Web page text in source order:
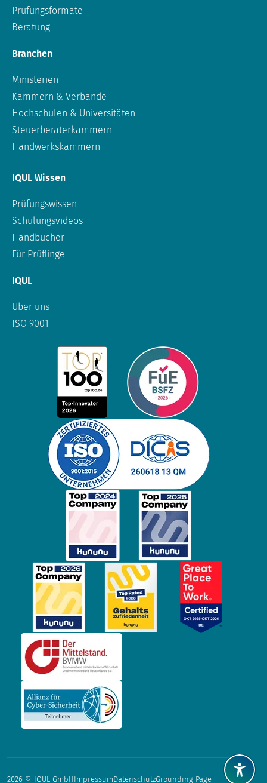
Prüfungsformate
Beratung
Branchen
Ministerien
Kammern & Verbände
Hochschulen & Universitäten
Steuerberaterkammern
Handwerkskammern
IQUL Wissen
Prüfungswissen
Schulungsvideos
Handbücher
Für Prüflinge
IQUL
Über uns
ISO 9001
2026 © IQUL GmbHImpressumDatenschutzGrounding Page